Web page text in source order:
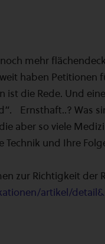
mehr
haben
ist die Rede. Und
Ernsthaft..? Was
aber so viele
und Ihre
zur Richtigkeit der
artikel/